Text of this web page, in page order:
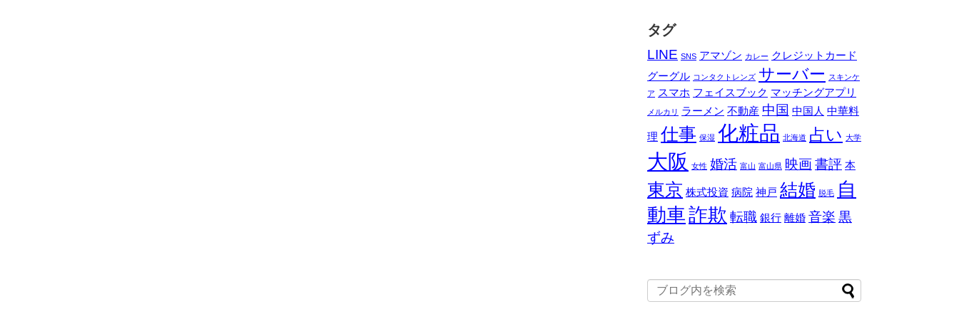
タグ
LINE SNS アマゾン カレー クレジットカード
グーグル コンタクトレンズ サーバー スキンケ
ア スマホ フェイスブック マッチングアプリ
メルカリ ラーメン 不動産 中国 中国人 中華料
理 仕事 保湿 化粧品 北海道 占い 大学
大阪 女性 婚活 富山 富山県 映画書評 本
東京 株式投資 病院 神戸 結婚 脱毛 自
動車詐欺 転職 銀行 離婚 音楽 黒
ずみ